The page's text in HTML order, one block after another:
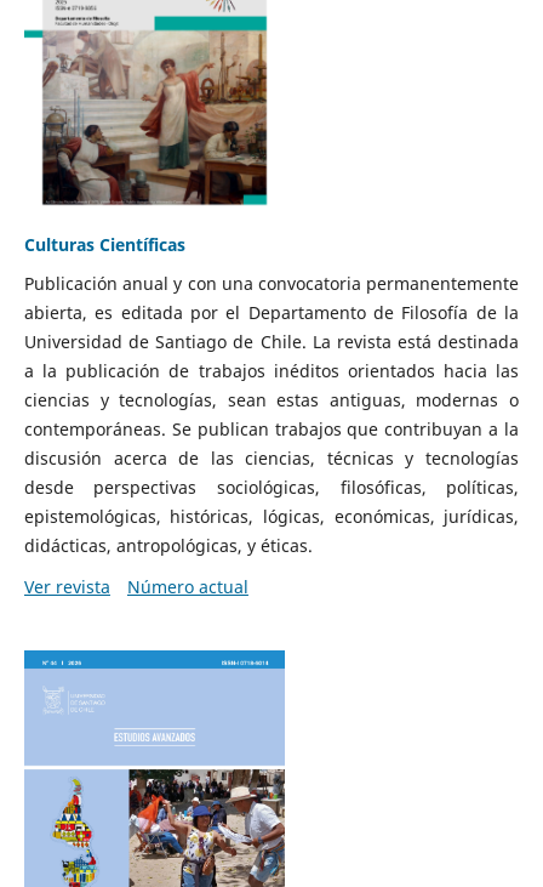
Culturas Científicas
Publicación anual y con una convocatoria permanentemente
abierta, es editada por el Departamento de Filosofía de la
Universidad de Santiago de Chile. La revista está destinada
a la publicación de trabajos inéditos orientados hacia las
ciencias y tecnologías, sean estas antiguas, modernas o
contemporáneas. Se publican trabajos que contribuyan a la
discusión acerca de las ciencias, técnicas y tecnologías
desde perspectivas sociológicas, filosóficas, políticas,
epistemológicas, históricas, lógicas, económicas, jurídicas,
didácticas, antropológicas, y éticas.
Ver revista
Número actual